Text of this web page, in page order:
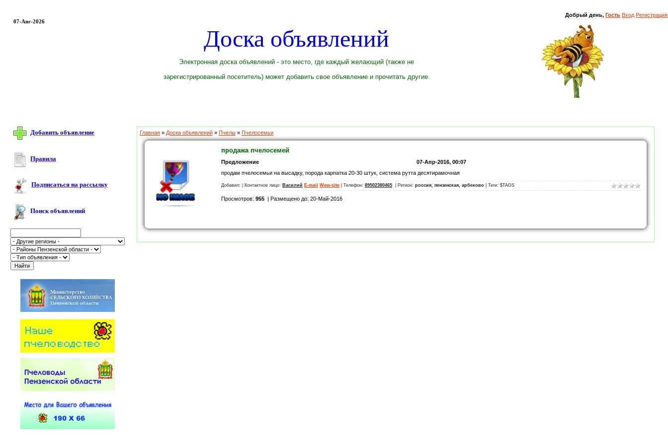
Добрый день, Гость Вход Регистрация
07-Авг-2026
Доска объявлений
Электронная доска объявлений - это место, где каждый желающий (также не
зарегистрированный посетитель) может добавить свое объявление и прочитать другие.
Добавить объявление
Правила
Подписаться на рассылку
Поиск объявлений
Главная » Доска объявлений » Пчелы » Пчелосемьи
продажа пчелосемей
Предложение
07-Апр-2016, 00:07
продам пчелосемьи на высадку, порода карпатка 20-30 штук, система рутта десятирамочная
Добавил: | Контактное лицо: Василий E-mail Wew-site | Телефон: 89502380465 | Регион: россия, пензенская, арбеково | Теги: $TAGS
Просмотров: 955 | Размещено до: 20-Май-2016